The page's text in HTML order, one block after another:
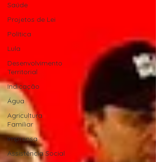
Saúde
Projetos de Lei
Política
Lula
Desenvolvimento
Territorial
Indicação
Água
Agricultura
Familiar
Imprensa
Assistência Social